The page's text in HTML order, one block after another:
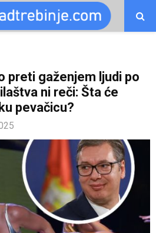
preti gaženjem ljudi po
ni reči: Šta će
pevačicu?